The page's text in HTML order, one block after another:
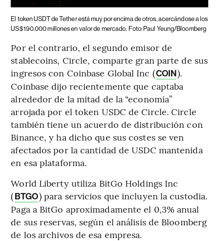
El token USDT de Tether está muy por encima de otros, acercándose a los
US$190.000 millones en valor de mercado. Foto: Paul Yeung/Bloomberg
Por el contrario, el segundo emisor de
stablecoins, Circle, comparte gran parte de sus
ingresos con Coinbase Global Inc (COIN).
Coinbase dijo recientemente que captaba
alrededor de la mitad de la “economía”
arrojada por el token USDC de Circle. Circle
también tiene un acuerdo de distribución con
Binance, y ha dicho que sus costes se ven
afectados por la cantidad de USDC mantenida
en esa plataforma.
World Liberty utiliza BitGo Holdings Inc
(BTGO) para servicios que incluyen la custodia.
Paga a BitGo aproximadamente el 0,3% anual
de sus reservas, según el análisis de Bloomberg
de los archivos de esa empresa.